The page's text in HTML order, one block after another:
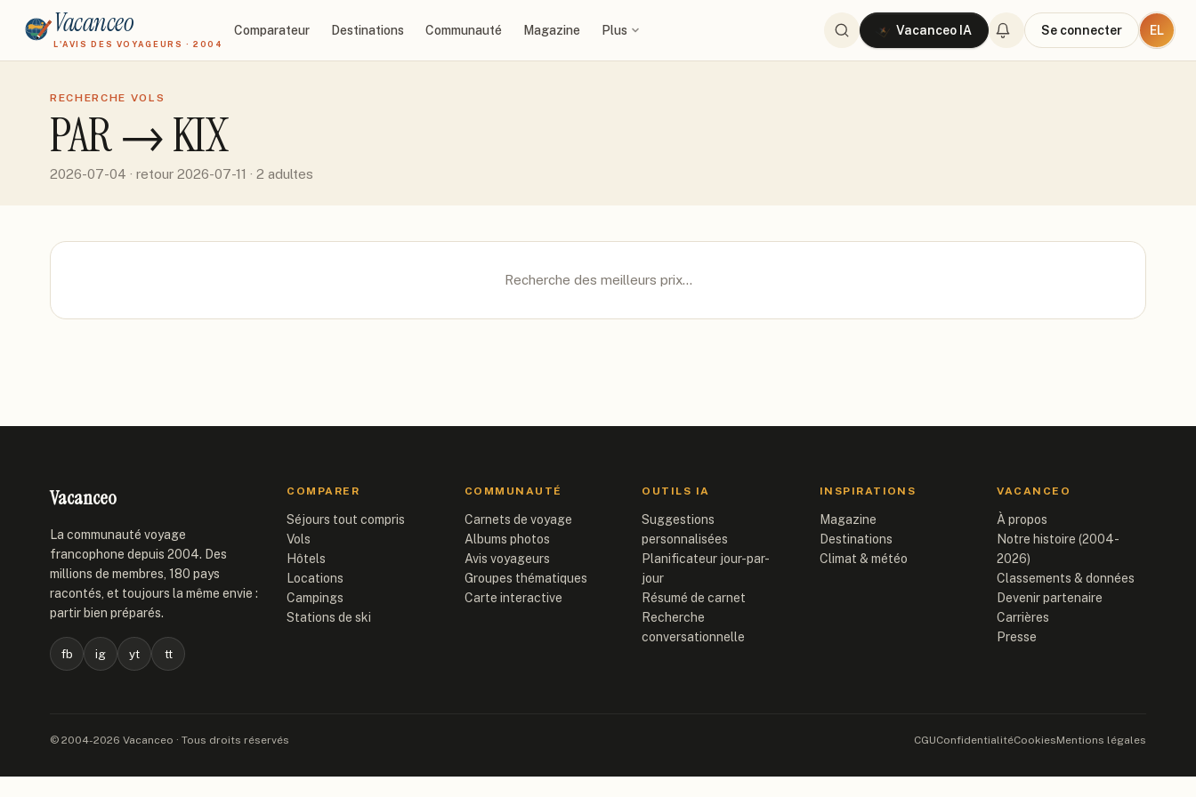
Vacanceo
L'AVIS DES VOYAGEURS · 2004
Comparateur Destinations Communauté Magazine Plus Vacanceo IA Se connecter EL
RECHERCHE VOLS
PAR→KIX
2026-07-04 · retour 2026-07-11 · 2 adultes
Recherche des meilleurs prix…
Vacanceo
La communauté voyage
francophone depuis 2004. Des
millions de membres, 180 pays
racontés, et toujours la même envie :
partir bien préparés.
fb ig yt tt
COMPARER
Séjours tout compris
Vols
Hôtels
Locations
Campings
Stations de ski
COMMUNAUTÉ
Carnets de voyage
Albums photos
Avis voyageurs
Groupes thématiques
Carte interactive
OUTILS IA
Suggestions
personnalisées
Planificateur jour-par-
jour
Résumé de carnet
Recherche
conversationnelle
INSPIRATIONS
Magazine
Destinations
Climat & météo
VACANCEO
À propos
Notre histoire (2004-
2026)
Classements & données
Devenir partenaire
Carrières
Presse
© 2004-2026 Vacanceo · Tous droits réservés CGUConfidentialitéCookiesMentions légales